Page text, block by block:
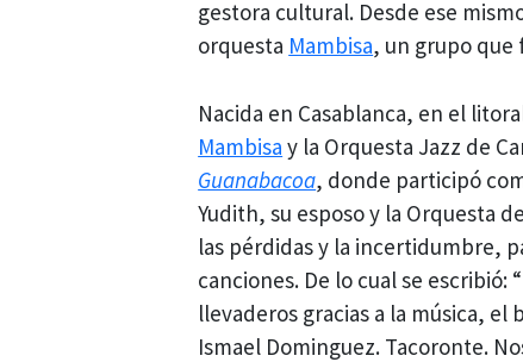
gestora cultural. Desde ese
orquesta Mambisa, un grupo que
Nacida en Casablanca, en el
Mambisa y la Orquesta Jazz de
Guanabacoa, donde participó
Yudith, su esposo y la Orquesta
las pérdidas y la incertidumbre,
canciones. De lo cual se escribió:
llevaderos gracias a la música,
Ismael Dominguez. Tacoronte.